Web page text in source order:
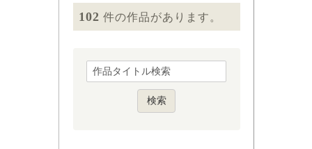
102 件の作品があります。